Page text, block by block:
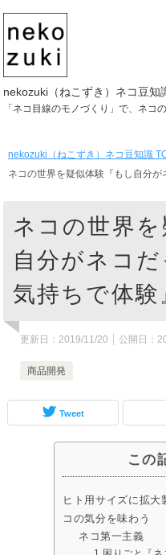
nekozuki（ねこずき）ネコ豆知
「ネコ目線のモノづくり」で、ネコ
nekozuki（ねこずき）ネコ豆知識
ネコの世界を疑似体験『もし自分
ネコの世界
自分がネコ
気持ちで体験
更新日： 2019/11/20 公開日：
商品開発
Tweet
この
ヒト用サイズに拡
コの気分を味わう
ネコ第一主義